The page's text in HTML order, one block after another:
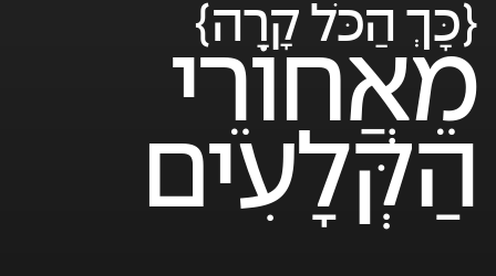
{כָּךְ הַכֹּל קָרָה}
מֵאֲחוֹרֵי
הַקְּלָעִים